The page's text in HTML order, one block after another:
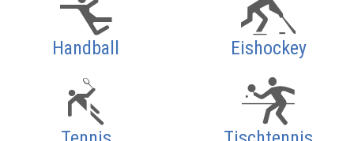
Handball Eishockey